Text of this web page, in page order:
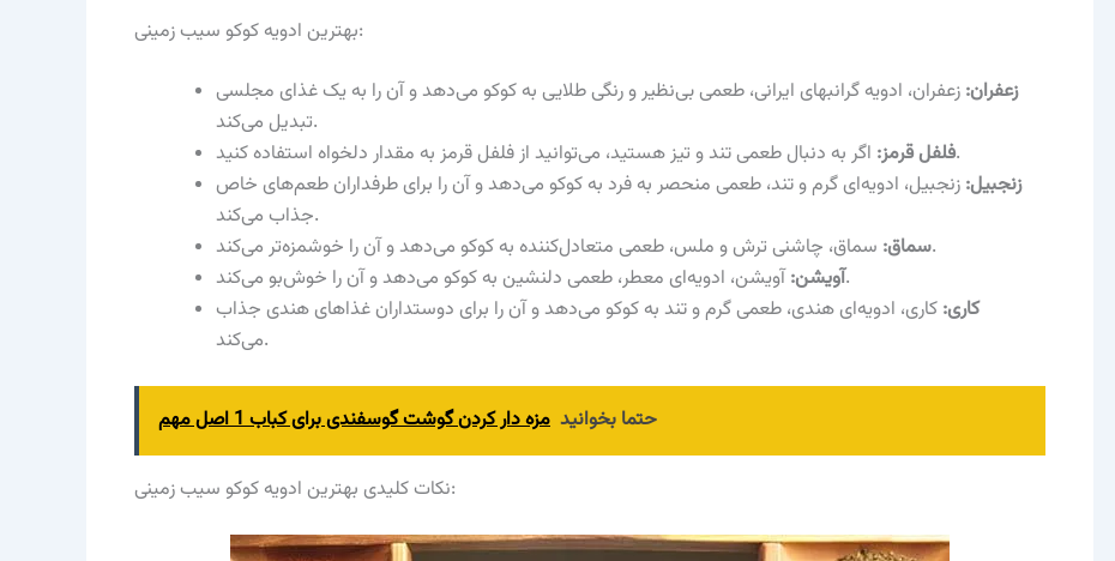
بهترین ادویه کوکو سیب زمینی:
زعفران: زعفران، ادویه گرانبهای ایرانی، طعمی بی‌نظیر و رنگی طلایی به کوکو می‌دهد و آن را به یک غذای مجلسی
تبدیل می‌کند.
فلفل قرمز:اگر به دنبال طعمی تند و تیز هستید، می‌توانید از فلفل قرمز به مقدار دلخواه استفاده کنید.
زنجبیل: زنجبیل، ادویه‌ای گرم و تند، طعمی منحصر به فرد به کوکو می‌دهد و آن را برای طرفداران طعم‌های خاص
جذاب می‌کند.
سماق:سماق، چاشنی ترش و ملس، طعمی متعادل‌کننده به کوکو می‌دهد و آن را خوشمزه‌تر می‌کند.
آویشن:آویشن، ادویه‌ای معطر، طعمی دلنشین به کوکو می‌دهد و آن را خوش‌بو می‌کند.
کاری: کاری، ادویه‌ای هندی، طعمی گرم و تند به کوکو می‌دهد و آن را برای دوستداران غذاهای هندی جذاب
می‌کند.
حتما بخوانید مزه دار کردن گوشت گوسفندی برای کباب 1 اصل مهم
نکات کلیدی بهترین ادویه کوکو سیب زمینی: